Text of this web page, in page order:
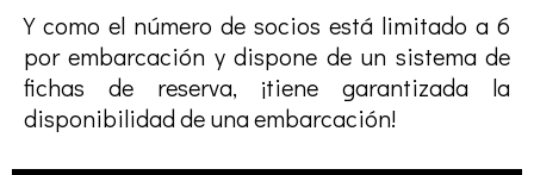
Y como el número de socios está limitado a 6
por embarcación y dispone de un sistema de
fichas de reserva, ¡tiene garantizada la
disponibilidad de una embarcación!